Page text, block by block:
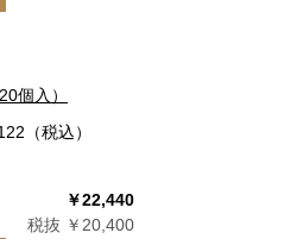
個入）
（税込）
￥22,440
税抜 ￥20,400